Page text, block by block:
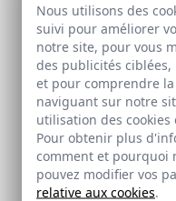
Nouveauté
Nous utilisons des
suivi pour améliorer
notre site, pour vous
des publicités
et pour comprendre
naviguant sur notre
utilisation des
Pour obtenir plus
comment et pourquoi
pouvez modifier vos
relative aux cookies.